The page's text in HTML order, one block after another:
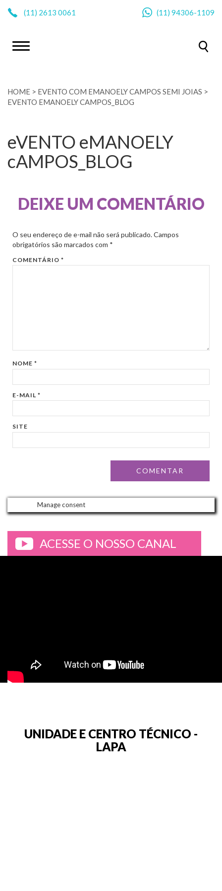
(11) 2613 0061 (11) 94306-1109
HOME > EVENTO COM EMANOELY CAMPOS SEMI JOIAS >
EVENTO EMANOELY CAMPOS_BLOG
eVENTO eMANOELY
cAMPOS_BLOG
DEIXE UM COMENTÁRIO
O seu endereço de e-mail não será publicado. Campos
obrigatórios são marcados com *
COMENTÁRIO*
NOME*
E-MAIL*
SITE
Manage consent
ACESSE O NOSSO CANAL
UNIDADE E CENTRO TÉCNICO -
LAPA